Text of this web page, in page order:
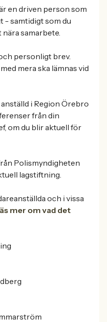
en driven person som
- samtidigt som du
samarbete.
personligt brev.
mera ska lämnas vid
i Region Örebro
från din
om du blir aktuell för
Polismyndigheten
lagstiftning.
och i vissa
mer om vad det